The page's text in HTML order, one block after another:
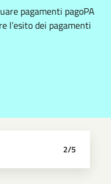
pagamenti pagoPA
l’esito dei pagamenti
2/5